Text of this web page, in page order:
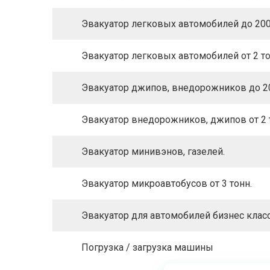
Эвакуатор легковых автомобилей до
Эвакуатор легковых автомобилей от 2
Эвакуатор джипов, внедорожников до
Эвакуатор внедорожников, джипов от 2
Эвакуатор минивэнов, газелей.
Эвакуатор микроавтобусов от 3 тонн.
Эвакуатор для автомобилей бизнес
Погрузка / загрузка машины